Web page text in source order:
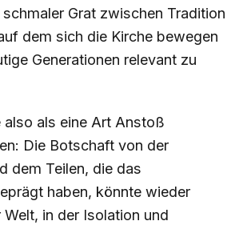
Grat zwischen Tradition
dem sich die Kirche bewegen
Generationen relevant zu
als eine Art Anstoß
Die Botschaft von der
dem Teilen, die das
haben, könnte wieder
Welt, in der Isolation und